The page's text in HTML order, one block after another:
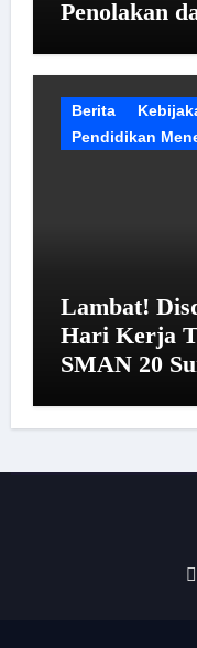
Penolakan
Berita
Pendidikan
Lambat!
Hari Kerja
SMAN 20